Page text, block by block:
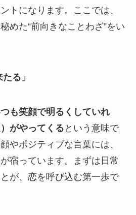
トになります。ここでは、
めた“前向きなことわざ”をい
る」
も笑顔で明るくしていれ
がやってくる という意味で
やポジティブな言葉には、
宿っています。まずは日常
が、恋を呼び込む第一歩で